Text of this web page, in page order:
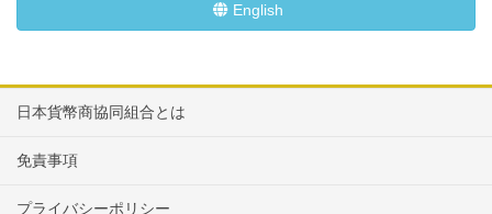
English
日本貨幣商協同組合とは
免責事項
プライバシーポリシー